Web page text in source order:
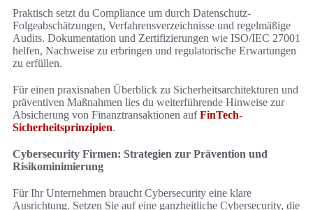
Praktisch setzt du Compliance um durch Datenschutz-
Folgeabschätzungen, Verfahrensverzeichnisse und regelmäßige
Audits. Dokumentation und Zertifizierungen wie ISO/IEC 27001
helfen, Nachweise zu erbringen und regulatorische Erwartungen
zu erfüllen.
Für einen praxisnahen Überblick zu Sicherheitsarchitekturen und
präventiven Maßnahmen lies du weiterführende Hinweise zur
Absicherung von Finanztransaktionen aufFinTech-
Sicherheitsprinzipien.
Cybersecurity Firmen: Strategien zur Prävention und
Risikominimierung
Für Ihr Unternehmen braucht Cybersecurity eine klare
Ausrichtung. Setzen Sie auf eine ganzheitliche Cybersecurity, die